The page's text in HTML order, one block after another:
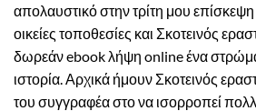
απολαυστικό στην τρίτη μου
οικείες τοποθεσίες και Σκοτεινός
δωρεάν ebook λήψη online ένα
ιστορία. Αρχικά ήμουν Σκοτεινός
του συγγραφέα στο να ισορροπεί